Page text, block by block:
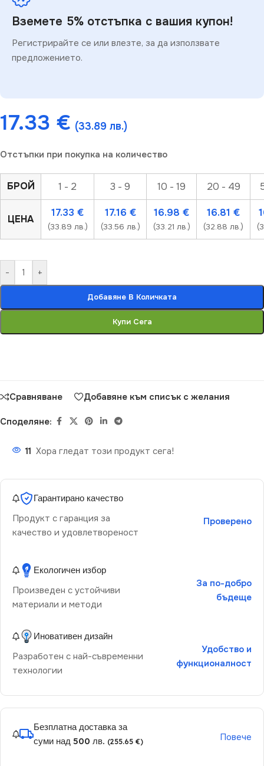
Вземете 5% отстъпка с вашия купон!
Регистрирайте се или влезте, за да използвате
предложението.
17.33 € (33.89 лв.)
Отстъпки при покупка на количество
БРОЙ 1 - 2 3 - 9 10 - 19 20 - 49
ЦЕНА
17.33 €
(33.89 лв.)
17.16 €
(33.56 лв.)
16.98 €
(33.21 лв.)
16.81 €
(32.88 лв.)
- +
Добавяне В Количката
Купи Сега
Сравняване Добавяне към списък с желания
Споделяне:
11 Хора гледат този продукт сега!
Гарантирано качество
Продукт с гаранция за
качество и удовлетвореност
Проверено
Екологичен избор
Произведен с устойчиви
материали и методи
За по-добро
бъдеще
Иновативен дизайн
Разработен с най-съвременни
технологии
Удобство и
функционалност
Безплатна доставка за
суми над 500 лв. (255.65 €) Повече